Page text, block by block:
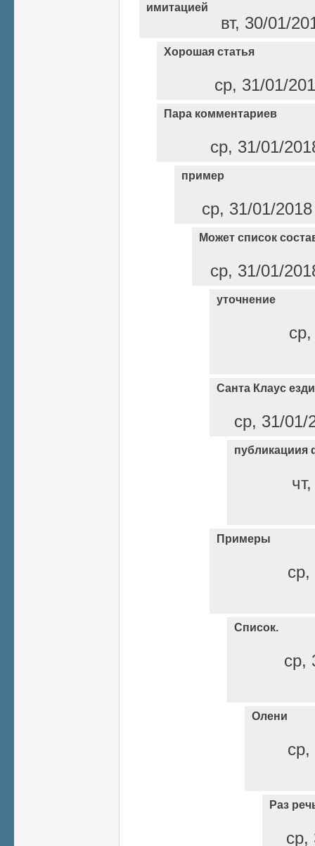
имитацией
вт, 30/01/
Хорошая статья
ср, 31/01/
Пара комментариев
ср, 31/01/
пример
ср, 31/01/
Может список
ср, 31/01/
уточнение
Санта Клаус
ср, 31/
публикациия
Примеры
Список.
ср,
Олени
Раз
ср,